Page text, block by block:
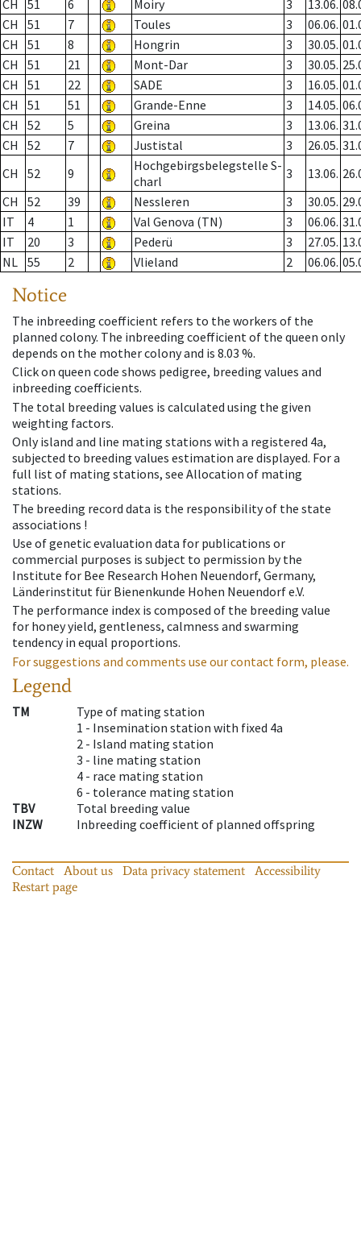
CH 51 6 Moiry 3 13.06.
CH
51 7 Toules 3 06.06.
CH
51 8 Hongrin 3 30.05.
CH
51 21 Mont-Dar 3 30.05.
CH
51 22 SADE 3 16.05.
CH
51 51 Grande-Enne 3 14.05.
CH
52 5 Greina 3 13.06.
CH
52 7 Justistal 3 26.05.
CH
52 9
Hochgebirgsbelegstelle S-
charl
3 13.06.
CH
52 39 Nessleren 3 30.05.
IT
4 1 Val Genova (TN) 3 06.06.
IT
20 3 Pederü 3 27.05.
NL 55 2 Vlieland 2 06.06.
Notice
The inbreeding coefficient refers to the workers of the
planned colony. The inbreeding coefficient of the queen only
depends on the mother colony and is 8.03 %.
Click on queen code shows pedigree, breeding values and
inbreeding coefficients.
The total breeding values is calculated using the given
weighting factors.
Only island and line mating stations with a registered 4a,
subjected to breeding values estimation are displayed. For a
full list of mating stations, see Allocation of mating
stations.
The breeding record data is the responsibility of the state
associations !
Use of genetic evaluation data for publications or
commercial purposes is subject to permission by the
Institute for Bee Research Hohen Neuendorf, Germany,
Länderinstitut für Bienenkunde Hohen Neuendorf e.V.
The performance index is composed of the breeding value
for honey yield, gentleness, calmness and swarming
tendency in equal proportions.
For suggestions and comments use our contact form, please.
Legend
TM
Type of mating station
1 - Insemination station with fixed 4a
2 - Island mating station
3 - line mating station
4 - race mating station
6 - tolerance mating station
TBV
Total breeding value
INZW
Inbreeding coefficient of planned offspring
Contact About us Data privacy statement
Accessibility
Restart page